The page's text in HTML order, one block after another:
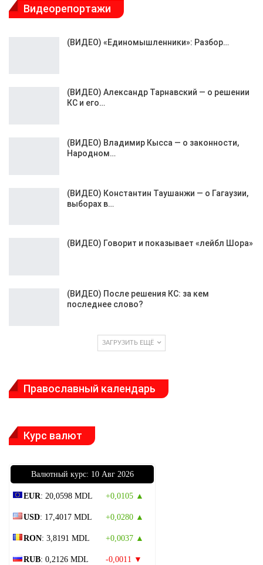
Видеорепортажи
(ВИДЕО) «Единомышленники»: Разбор…
(ВИДЕО) Александр Тарнавский — о решении
КС и его…
(ВИДЕО) Владимир Кысса — о законности,
Народном…
(ВИДЕО) Константин Таушанжи — о Гагаузии,
выборах в…
(ВИДЕО) Говорит и показывает «лейбл Шора»
(ВИДЕО) После решения КС: за кем
последнее слово?
ЗАГРУЗИТЬ ЕЩЁ
Православный календарь
Курс валют
Bалютный курс: 10 Авг 2026
EUR: 20,0598 MDL +0,0105 ▲
USD: 17,4017 MDL +0,0280 ▲
RON: 3,8191 MDL +0,0037 ▲
RUB: 0,2126 MDL -0,0011 ▼